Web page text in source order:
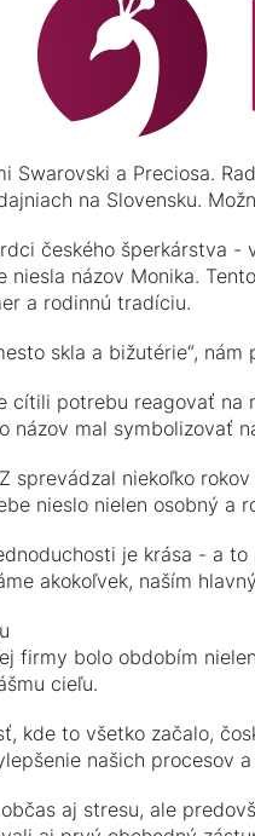
Swarovski a Preciosa.
na Slovensku.
českého šperkárstva
niesla názov Monika.
a rodinnú tradíciu.
skla a bižutérie“,
cítili potrebu reagovať
názov mal symbolizovať
sprevádzal niekoľko
nieslo nielen osobný
je krása - a
akokoľvek, naším
firmy bolo obdobím
cieľu.
kde to všetko začalo,
našich procesov
aj stresu, ale